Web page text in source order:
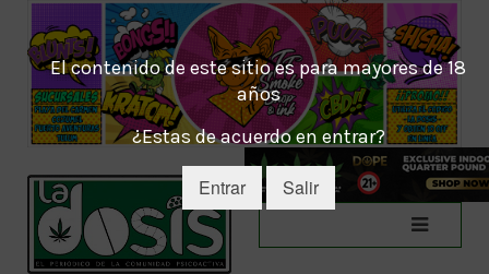
El contenido de este sitio es para mayores de 18
años
¿Estas de acuerdo en entrar?
Entrar Salir